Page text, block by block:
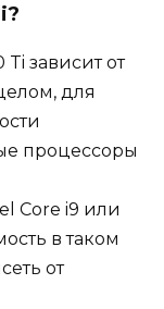
зависит от
для
процессоры
Core i9 или
в таком
от